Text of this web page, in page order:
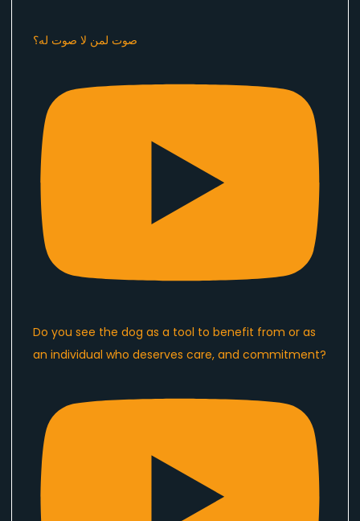
صوت لمن لا صوت له؟
Do you see the dog as a tool to benefit from or as
an individual who deserves care, and commitment?